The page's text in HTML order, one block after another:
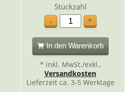
Stückzahl
-
+
In den Warenkorb
* inkl. MwSt./exkl.,
Versandkosten
Lieferzeit ca. 3-5 Werktage